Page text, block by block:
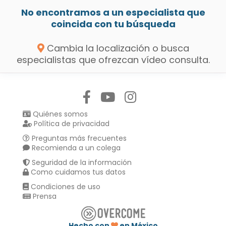
No encontramos a un especialista que
coincida con tu búsqueda
Cambia la localización o busca
especialistas que ofrezcan vídeo consulta.
Quiénes somos
Política de privacidad
Preguntas más frecuentes
Recomienda a un colega
Seguridad de la información
Como cuidamos tus datos
Condiciones de uso
Prensa